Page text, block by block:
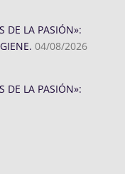
DE LA PASIÓN»:
04/08/2026
DE LA PASIÓN»: